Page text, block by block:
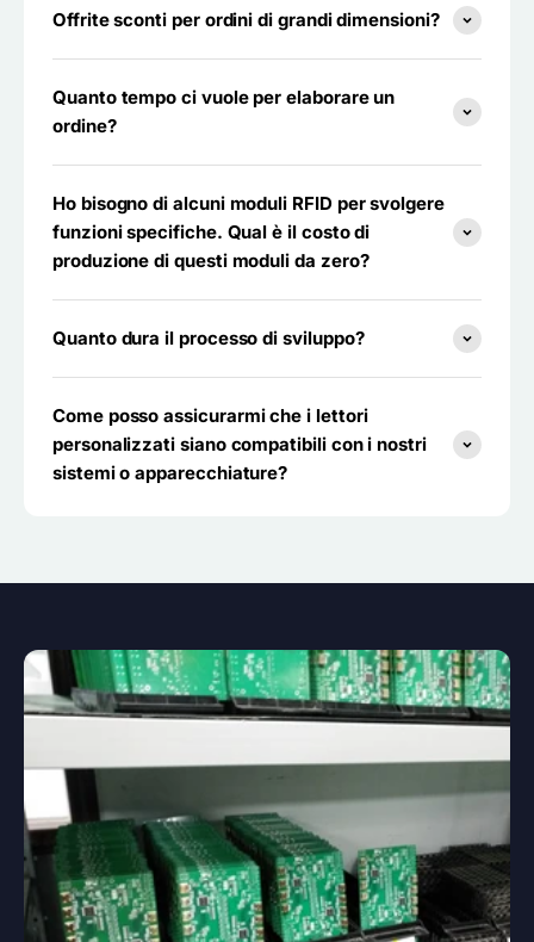
Offrite sconti per ordini di grandi dimensioni?
Quanto tempo ci vuole per elaborare un
ordine?
Ho bisogno di alcuni moduli RFID per svolgere
funzioni specifiche. Qual è il costo di
produzione di questi moduli da zero?
Quanto dura il processo di sviluppo?
Come posso assicurarmi che i lettori
personalizzati siano compatibili con i nostri
sistemi o apparecchiature?